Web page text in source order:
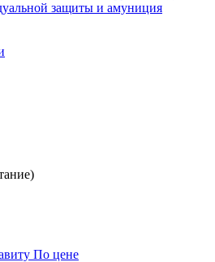
защиты и амуниция
По цене